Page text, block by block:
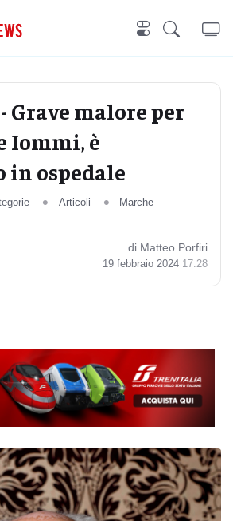
Grave malore per
Iommi, è
in ospedale
Articoli
Marche
di Matteo Porfiri
19 febbraio 2024 17:28